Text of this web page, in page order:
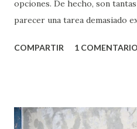
opciones. De hecho, son
parecer una tarea demasiado
partes de ti que jamás
conoces ni la mitad de lo que
COMPARTIR 1 COMENTARIO